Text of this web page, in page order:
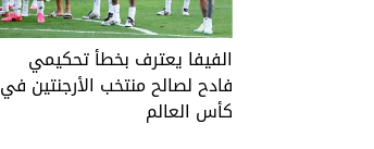
الفيفا يعترف بخطأ تحكيمي
فادح لصالح منتخب الأرجنتين في
كأس العالم